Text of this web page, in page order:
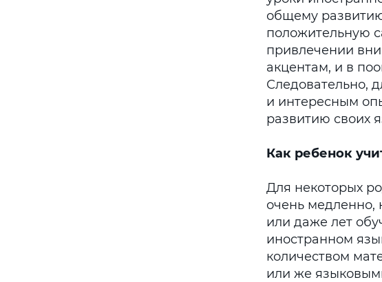
общему
положительную
привлечении
акцентам, и в
Следовательно,
и интересным
развитию своих
Как ребенок
Для некоторых
очень медленно,
или даже лет
иностранном
количеством
или же